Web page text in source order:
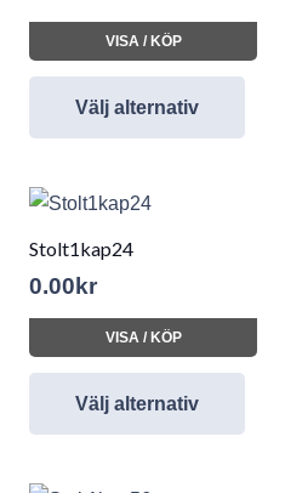
VISA / KÖP
Välj alternativ
Stolt1kap24
0.00 kr
VISA / KÖP
Välj alternativ